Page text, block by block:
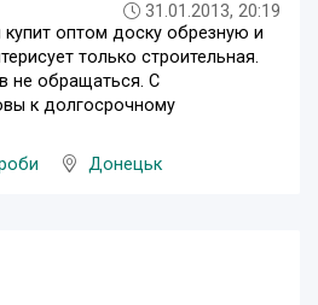
31.01.2013, 20:19
купит оптом доску обрезную и
только строительная.
не обращаться. С
к долгосрочному
Донецьк